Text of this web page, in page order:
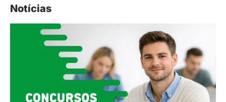
Notícias